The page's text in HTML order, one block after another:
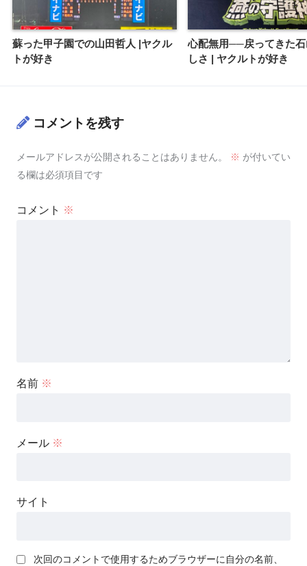
蘇った甲子園での山田哲人 |ヤクル
トが好き
心配無用──戻ってきた
しさ | ヤクルトが好き
コメントを残す
メールアドレスが公開されることはありません。 ※ が付いてい
る欄は必須項目です
コメント ※
名前 ※
メール ※
サイト
次回のコメントで使用するためブラウザーに自分の名前、